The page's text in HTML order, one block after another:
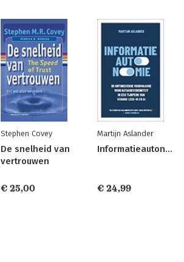
Stephen Covey
De snelheid van
vertrouwen
€ 25,00
Martijn Aslander
Informatieautonomie
€ 24,99